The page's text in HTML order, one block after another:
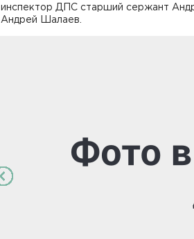
инспектор ДПС старший сержант
Андрей Шалаев.